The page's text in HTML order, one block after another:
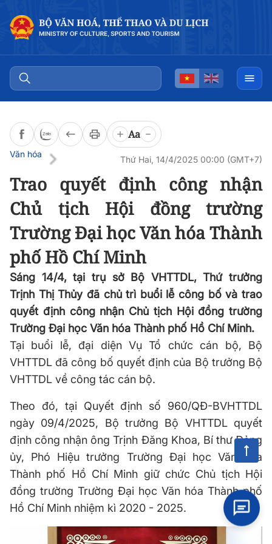
Aa
Văn hóa
Thứ Hai, 14/4/2025 00:00 (GMT+7)
Trao quyết định công nhận
Chủ tịch Hội đồng trường
Trường Đại học Văn hóa Thành
phố Hồ Chí Minh
Sáng 14/4, tại trụ sở Bộ VHTTDL, Thứ trưởng
Trịnh Thị Thủy đã chủ trì buổi lễ công bố và trao
quyết định công nhận Chủ tịch Hội đồng trường
Trường Đại học Văn hóa Thành phố Hồ Chí Minh.
Tại buổi lễ, đại diện Vụ Tổ chức cán bộ, Bộ
VHTTDL đã công bố quyết định của Bộ trưởng Bộ
VHTTDL về công tác cán bộ.
Theo đó, tại Quyết định số 960/QĐ-BVHTTDL
ngày 09/4/2025, Bộ trưởng Bộ VHTTDL quyết
định công nhận ông Trịnh Đăng Khoa, Bí thư Đảng
ủy, Phó Hiệu trưởng Trường Đại học Văn hóa
Thành phố Hồ Chí Minh giữ chức Chủ tịch Hội
đồng trường Trường Đại học Văn hóa Thành phố
Hồ Chí Minh nhiệm kì 2020 - 2025.
Đọc bài